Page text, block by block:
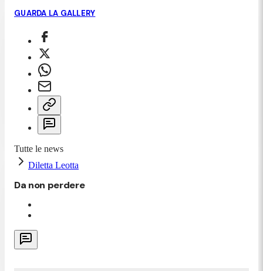
GUARDA LA GALLERY
Tutte le news
Diletta Leotta
Da non perdere